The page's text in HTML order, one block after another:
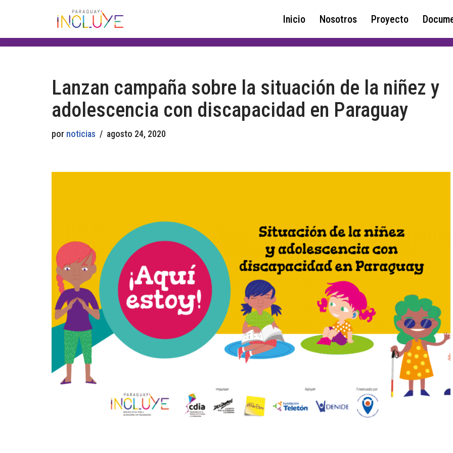
al
Inicio Nosotros Proyecto
Lanzan campaña sobre la situación de la niñez y
adolescencia con discapacidad en Paraguay
por noticias agosto 24, 2020